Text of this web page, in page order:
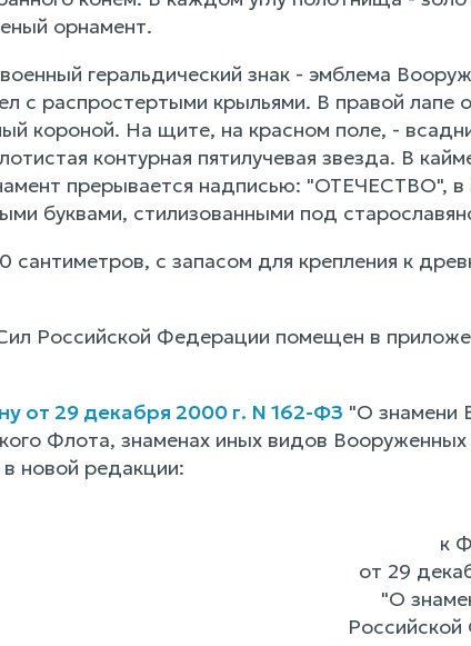
орнамент.
геральдический знак - эмблема
с распростертыми крыльями. В правой лапе
короной. На щите, на красном поле, -
контурная пятилучевая звезда. В
прерывается надписью: "ОТЕЧЕСТВО", в
буквами, стилизованными под
с запасом для крепления к
Российской Федерации помещен в
от 29 декабря 2000 г. N 162-ФЗ "О знамени
Флота, знаменах иных видов
новой редакции:
к
от 29
"О